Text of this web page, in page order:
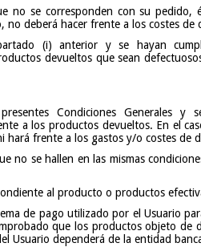
no se corresponden con su pedido,
deberá hacer frente a los costes
(i) anterior y se hayan
devueltos que sean
Condiciones Generales y
a los productos devueltos. En el
hará frente a los gastos y/o costes de
no se hallen en las mismas
al producto o productos
de pago utilizado por el Usuario
que los productos objeto de
Usuario dependerá de la entidad